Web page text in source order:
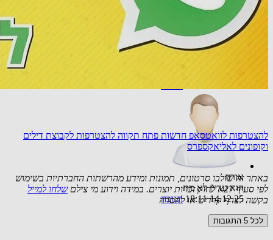
להצטרפות לוואטסאפ חדשות פתח תקווה להצטרפות לקבוצת דילים
וקופונים לאליאקספרס
באתר זה שולבו סרטונים, תמונות ומידע מהרשתות החברתיות בשימוש
לפי סעיף 27א לחוק זכויות יוצרים. במידה וידוע מי צילם
שלחו למייל
בקשה לצרף קרדיט או להסרה
אורח
אשמח לקבל עדכונים לגיל השלישי
02.12.25 10:13
אורח
הוא עדיין לא מת
14.12.25 18:11
תגובה
לכל 5 התגובות